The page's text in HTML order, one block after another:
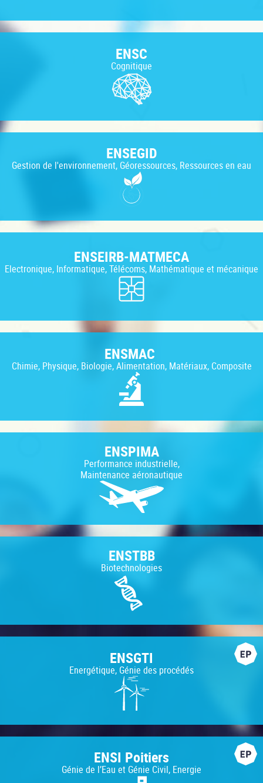
ENSC
Cognitique
ENSEGID
Gestion de l'environnement, Géoressources, Ressources en eau
ENSEIRB-MATMECA
Electronique, Informatique, Télécoms, Mathématique et mécanique
ENSMAC
Chimie, Physique, Biologie, Alimentation, Matériaux, Composite
ENSPIMA
Performance industrielle,
Maintenance aéronautique
ENSTBB
Biotechnologies
ENSGTI
Energétique, Génie des procédés
ENSI Poitiers
Génie de l’Eau et Génie Civil, Energie